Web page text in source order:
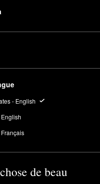
- English
de beau